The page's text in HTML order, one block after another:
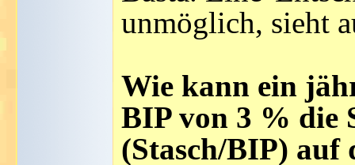
unmöglich, sieht
Wie kann ein
BIP von 3 % die
(Stasch/BIP) auf